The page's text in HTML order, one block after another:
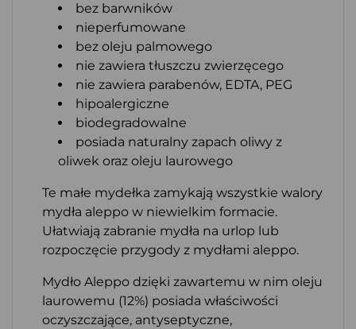
bez barwników
nieperfumowane
bez oleju palmowego
nie zawiera tłuszczu zwierzęcego
nie zawiera parabenów, EDTA, PEG
hipoalergiczne
biodegradowalne
posiada naturalny zapach oliwy z
oliwek oraz oleju laurowego
Te małe mydełka zamykają wszystkie walory
mydła aleppo w niewielkim formacie.
Ułatwiają zabranie mydła na urlop lub
rozpoczęcie przygody z mydłami aleppo.
Mydło Aleppo dzięki zawartemu w nim oleju
laurowemu (12%) posiada właściwości
oczyszczające, antyseptyczne,